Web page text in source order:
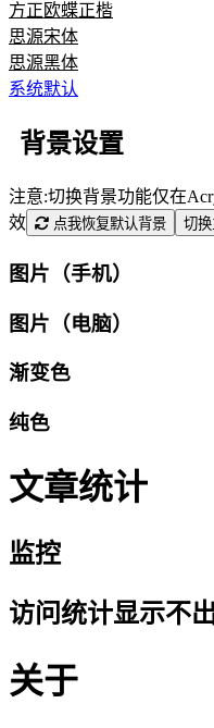
方正欧蝶正楷
思源宋体
思源黑体
系统默认
背景设置
注意:切换背景功能仅在
效
点我恢复默认背景 切
图片（手机）
图片（电脑）
渐变色
纯色
文章统计
监控
访问统计显示不
关于